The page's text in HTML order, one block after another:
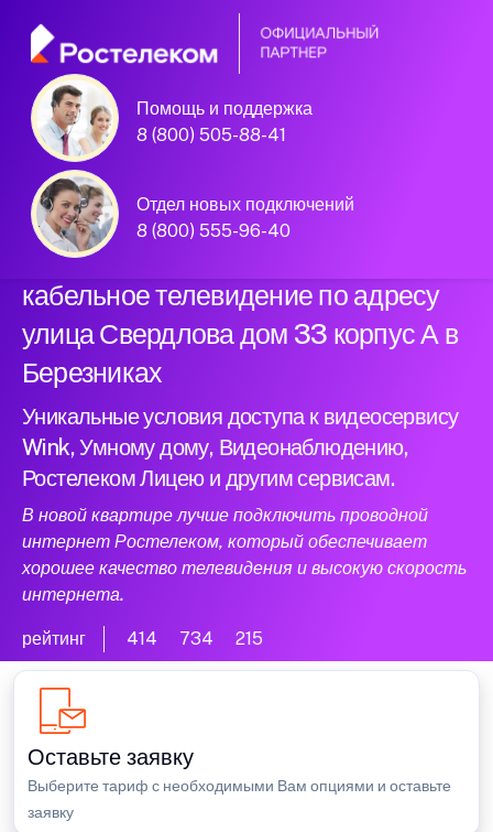
Помощь и поддержка
8 (800) 505-88-41
Отдел новых подключений
8 (800) 555-96-40
Официальный
партнер Ростелеком
Подключили новый интернет и
кабельное телевидение по адресу
улица Свердлова дом 33 корпус А в
Березниках
Уникальные условия доступа к видеосервису
Wink, Умному дому, Видеонаблюдению,
Ростелеком Лицею и другим сервисам.
В новой квартире лучше подключить проводной
интернет Ростелеком, который обеспечивает
хорошее качество телевидения и высокую скорость
интернета.
рейтинг 414 734 215
Оставьте заявку
Выберите тариф с необходимыми Вам опциями и оставьте
заявку